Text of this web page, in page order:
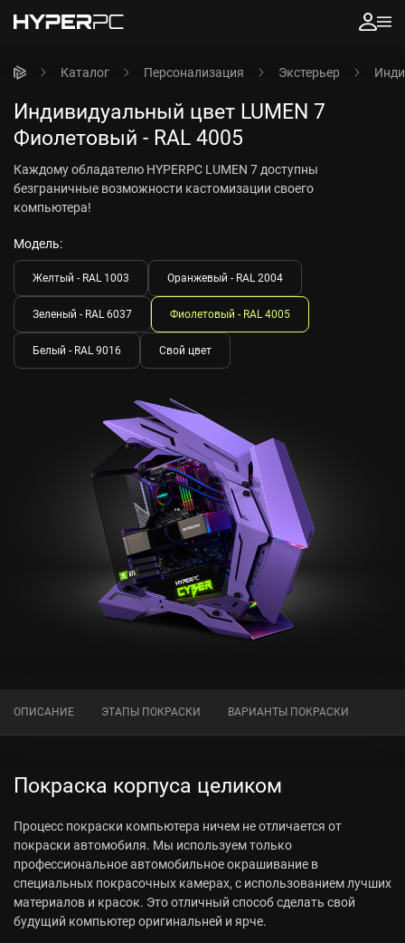
Каталог Персонализация Экстерьер
Индивидуальный цвет LUMEN 7
Фиолетовый - RAL 4005
Каждому обладателю HYPERPC LUMEN 7 доступны
безграничные возможности кастомизации своего
компьютера!
Модель:
Желтый - RAL 1003 Оранжевый - RAL 2004
Зеленый - RAL 6037 Фиолетовый - RAL 4005
Белый - RAL 9016 Свой цвет
ОПИСАНИЕ ЭТАПЫ ПОКРАСКИ ВАРИАНТЫ ПОКРАСКИ
Покраска корпуса целиком
Процесс покраски компьютера ничем не отличается от
покраски автомобиля. Мы используем только
профессиональное автомобильное окрашивание в
специальных покрасочных камерах, с использованием лучших
материалов и красок. Это отличный способ сделать свой
будущий компьютер оригинальней и ярче.